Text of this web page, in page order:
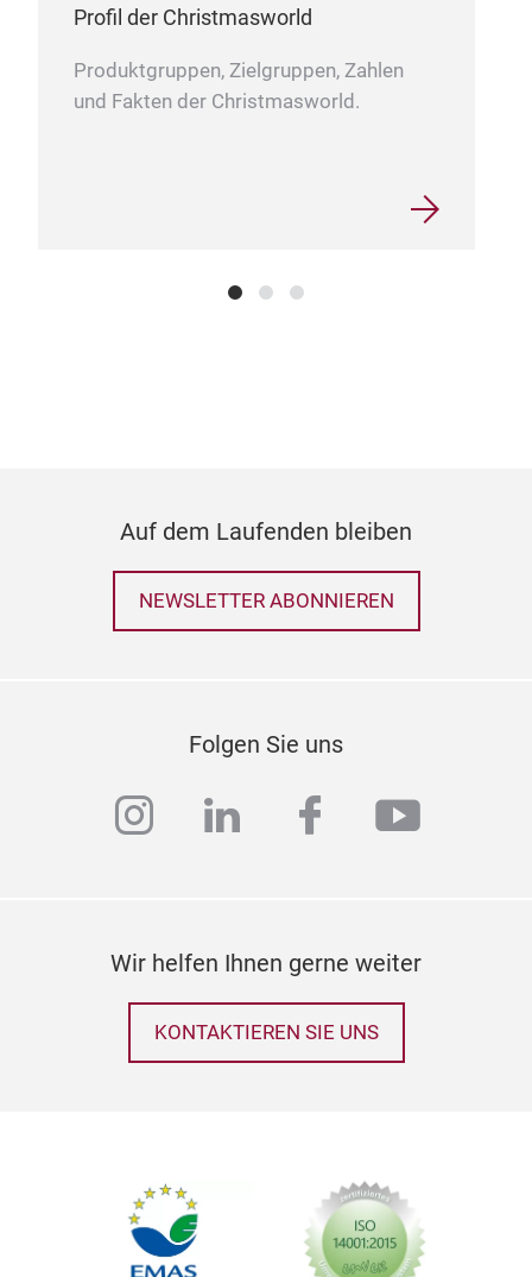
Profil der Christmasworld
Produktgruppen, Zielgruppen, Zahlen
und Fakten der Christmasworld.
Auf dem Laufenden bleiben
NEWSLETTER ABONNIEREN
Folgen Sie uns
instagram
linkedinfacebook
Wir helfen Ihnen gerne weiter
KONTAKTIEREN SIE UNS